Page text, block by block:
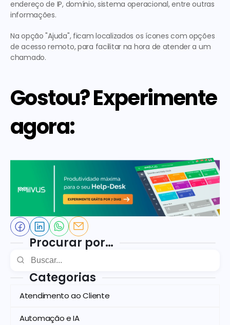
endereço de IP, domínio, sistema operacional, entre outras
informações.
Na opção "Ajuda", ficam localizados os ícones com opções
de acesso remoto, para facilitar na hora de atender a um
chamado.
Gostou? Experimente
agora:
Procurar por…
Categorias
Atendimento ao Cliente
Automação e IA